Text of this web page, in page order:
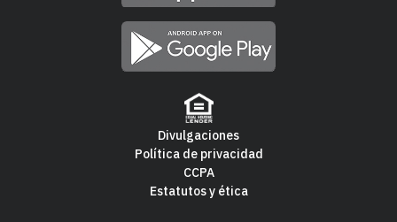
Navigation
Divulgaciones
Política de privacidad
CCPA
Estatutos y ética